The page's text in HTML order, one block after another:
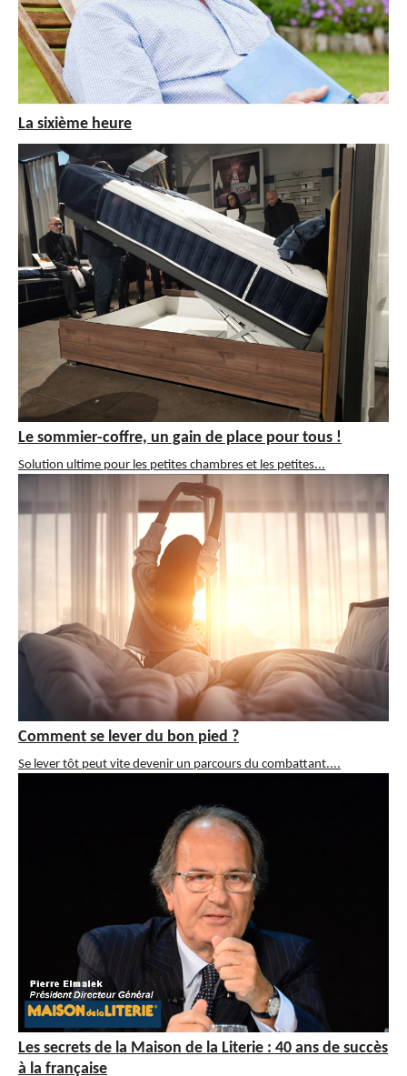
La sixième heure
Le sommier-coffre, un gain de place pour tous !
Solution ultime pour les petites chambres et les petites...
Comment se lever du bon pied ?
Se lever tôt peut vite devenir un parcours du combattant....
Les secrets de la Maison de la Literie : 40 ans de succès
à la française